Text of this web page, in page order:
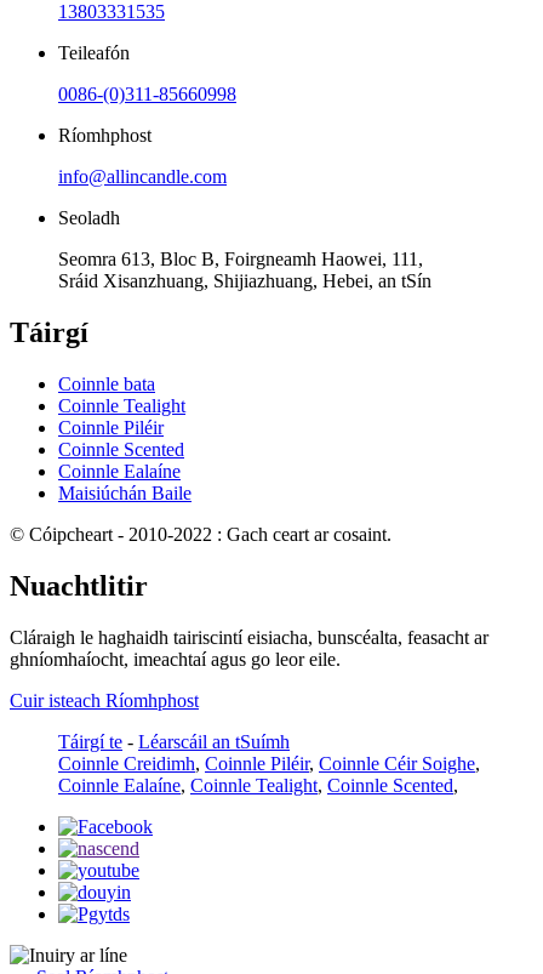
13803331535
Teileafón
0086-(0)311-85660998
Ríomhphost
info@allincandle.com
Seoladh
Seomra 613, Bloc B, Foirgneamh Haowei, 111,
Sráid Xisanzhuang, Shijiazhuang, Hebei, an tSín
Táirgí
Coinnle bata
Coinnle Tealight
Coinnle Piléir
Coinnle Scented
Coinnle Ealaíne
Maisiúchán Baile
© Cóipcheart - 2010-2022 : Gach ceart ar cosaint.
Nuachtlitir
Cláraigh le haghaidh tairiscintí eisiacha, bunscéalta, feasacht ar
ghníomhaíocht, imeachtaí agus go leor eile.
Cuir isteach Ríomhphost
Táirgí te - Léarscáil an tSuímh
Coinnle Creidimh, Coinnle Piléir, Coinnle Céir Soighe,
Coinnle Ealaíne, Coinnle Tealight, Coinnle Scented,